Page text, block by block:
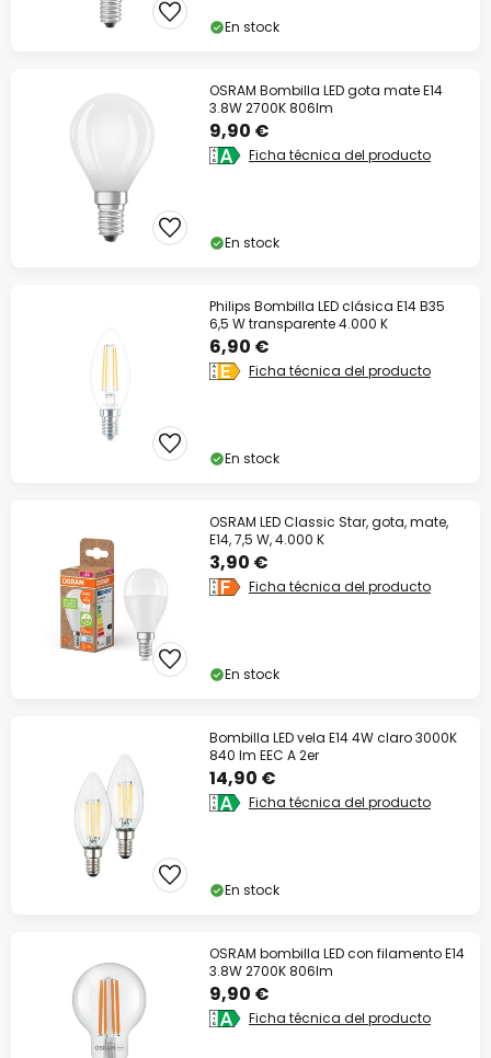
En stock
OSRAM Bombilla LED gota mate E14
3.8W 2700K 806lm
9,90 €
Ficha técnica del producto
En stock
Philips Bombilla LED clásica E14 B35
6,5 W transparente 4.000 K
6,90 €
Ficha técnica del producto
En stock
OSRAM LED Classic Star, gota, mate,
E14, 7,5 W, 4.000 K
3,90 €
Ficha técnica del producto
En stock
Bombilla LED vela E14 4W claro 3000K
840 lm EEC A 2er
14,90 €
Ficha técnica del producto
En stock
OSRAM bombilla LED con filamento E14
3.8W 2700K 806lm
9,90 €
Ficha técnica del producto